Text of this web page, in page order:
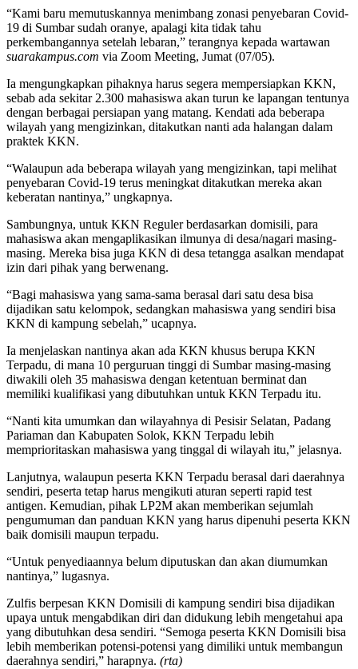
“Kami baru memutuskannya menimbang zonasi penyebaran Covid-
19 di Sumbar sudah oranye, apalagi kita tidak tahu
perkembangannya setelah lebaran,” terangnya kepada wartawan
suarakampus.com via Zoom Meeting, Jumat (07/05).
Ia mengungkapkan pihaknya harus segera mempersiapkan KKN,
sebab ada sekitar 2.300 mahasiswa akan turun ke lapangan tentunya
dengan berbagai persiapan yang matang. Kendati ada beberapa
wilayah yang mengizinkan, ditakutkan nanti ada halangan dalam
praktek KKN.
“Walaupun ada beberapa wilayah yang mengizinkan, tapi melihat
penyebaran Covid-19 terus meningkat ditakutkan mereka akan
keberatan nantinya,” ungkapnya.
Sambungnya, untuk KKN Reguler berdasarkan domisili, para
mahasiswa akan mengaplikasikan ilmunya di desa/nagari masing-
masing. Mereka bisa juga KKN di desa tetangga asalkan mendapat
izin dari pihak yang berwenang.
“Bagi mahasiswa yang sama-sama berasal dari satu desa bisa
dijadikan satu kelompok, sedangkan mahasiswa yang sendiri bisa
KKN di kampung sebelah,” ucapnya.
Ia menjelaskan nantinya akan ada KKN khusus berupa KKN
Terpadu, di mana 10 perguruan tinggi di Sumbar masing-masing
diwakili oleh 35 mahasiswa dengan ketentuan berminat dan
memiliki kualifikasi yang dibutuhkan untuk KKN Terpadu itu.
“Nanti kita umumkan dan wilayahnya di Pesisir Selatan, Padang
Pariaman dan Kabupaten Solok, KKN Terpadu lebih
memprioritaskan mahasiswa yang tinggal di wilayah itu,” jelasnya.
Lanjutnya, walaupun peserta KKN Terpadu berasal dari daerahnya
sendiri, peserta tetap harus mengikuti aturan seperti rapid test
antigen. Kemudian, pihak LP2M akan memberikan sejumlah
pengumuman dan panduan KKN yang harus dipenuhi peserta KKN
baik domisili maupun terpadu.
“Untuk penyediaannya belum diputuskan dan akan diumumkan
nantinya,” lugasnya.
Zulfis berpesan KKN Domisili di kampung sendiri bisa dijadikan
upaya untuk mengabdikan diri dan didukung lebih mengetahui apa
yang dibutuhkan desa sendiri. “Semoga peserta KKN Domisili bisa
lebih memberikan potensi-potensi yang dimiliki untuk membangun
daerahnya sendiri,” harapnya. (rta)